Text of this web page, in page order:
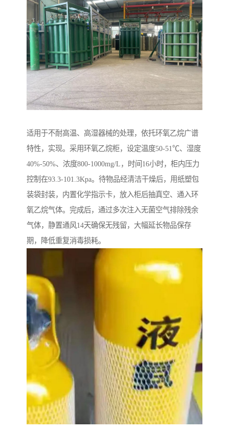
适用于不耐高温、高湿器械的处理，依托环氧乙烷广谱
特性，实现。采用环氧乙烷柜，设定温度50-51℃、湿度
40%-50%、浓度800-1000mg/L，时间16小时，柜内压力
控制在93.3-101.3Kpa。待物品经清洁干燥后，用纸塑包
装袋封装，内置化学指示卡，放入柜后抽真空、通入环
氧乙烷气体。完成后，通过多次注入无菌空气排除残余
气体，静置通风14天确保无残留，大幅延长物品保存
期，降低重复消毒损耗。